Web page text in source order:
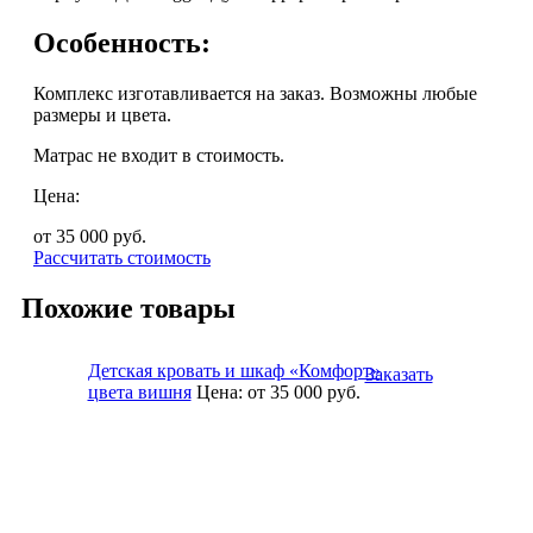
Особенность:
Комплекс изготавливается на заказ. Возможны любые
размеры и цвета.
Матрас не входит в стоимость.
Цена:
от 35 000 руб.
Рассчитать стоимость
Похожие товары
Детская кровать и шкаф «Комфорт»
цвета вишня Цена: от 35 000руб.
Заказать